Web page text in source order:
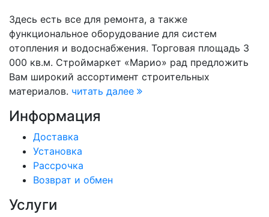
Здесь есть все для ремонта, а также
функциональное оборудование для систем
отопления и водоснабжения. Торговая площадь 3
000 кв.м. Строймаркет «Марио» рад предложить
Вам широкий ассортимент строительных
материалов. читать далее
Информация
Доставка
Установка
Рассрочка
Возврат и обмен
Услуги